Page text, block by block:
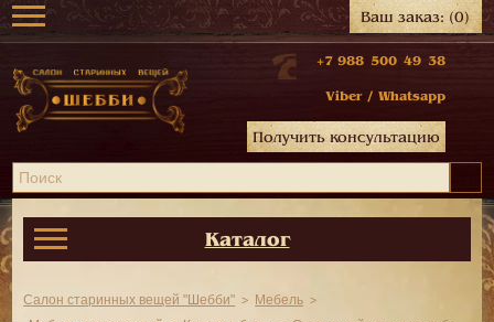
Ваш заказ:(0)
+7 988 500 49 38
Viber / Whatsapp
Получить консультацию
Каталог
Салон старинных вещей "Шебби"
Мебель